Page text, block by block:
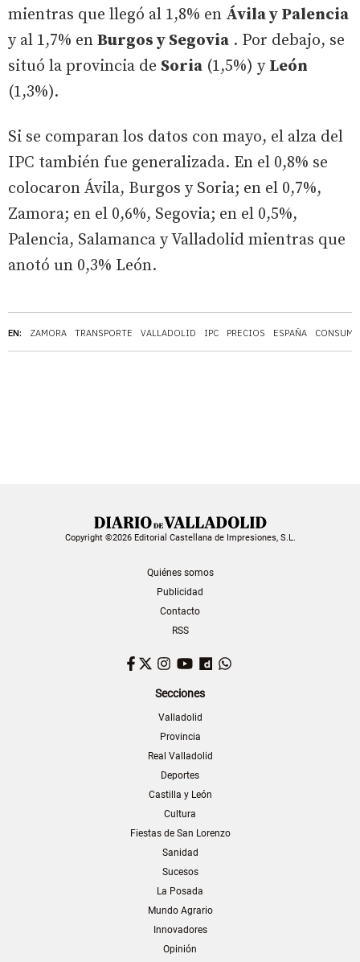
EN: ZAMORA TRANSPORTE VALLADOLID IPC PRECIOS ESPAÑA CONSUMO
mientras que llegó al 1,8% en Ávila y Palencia
y al 1,7% en Burgos y Segovia . Por debajo, se
situó la provincia de Soria (1,5%) y León
(1,3%).
Si se comparan los datos con mayo, el alza del
IPC también fue generalizada. En el 0,8% se
colocaron Ávila, Burgos y Soria; en el 0,7%,
Zamora; en el 0,6%, Segovia; en el 0,5%,
Palencia, Salamanca y Valladolid mientras que
anotó un 0,3% León.
Copyright ©2026 Editorial Castellana de Impresiones, S.L.
Quiénes somos
Publicidad
Contacto
RSS
Facebook
TwitterInstagram
YouTubeDailymotion
Secciones
Valladolid
Provincia
Real Valladolid
Deportes
Castilla y León
Cultura
Fiestas de San Lorenzo
Sanidad
Sucesos
La Posada
Mundo Agrario
Innovadores
Opinión